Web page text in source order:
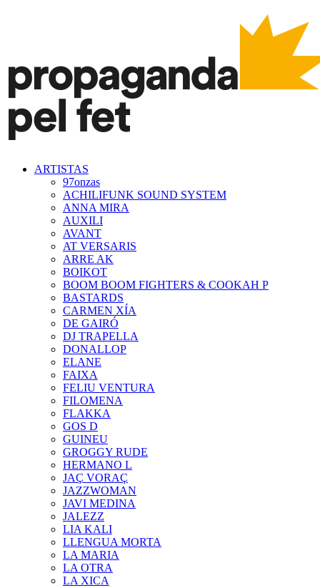
ARTISTAS
97onzas
ACHILIFUNK SOUND SYSTEM
ANNA MIRA
AUXILI
AVANT
AT VERSARIS
ARRE AK
BOIKOT
BOOM BOOM FIGHTERS & COOKAH P
BASTARDS
CARMEN XÍA
DE GAIRÓ
DJ TRAPELLA
DONALLOP
ELANE
FAIXA
FELIU VENTURA
FILOMENA
FLAKKA
GOS D
GUINEU
GROGGY RUDE
HERMANO L
JAÇ VORAÇ
JAZZWOMAN
JAVI MEDINA
JALEZZ
LIA KALI
LLENGUA MORTA
LA MARIA
LA OTRA
LA XICA